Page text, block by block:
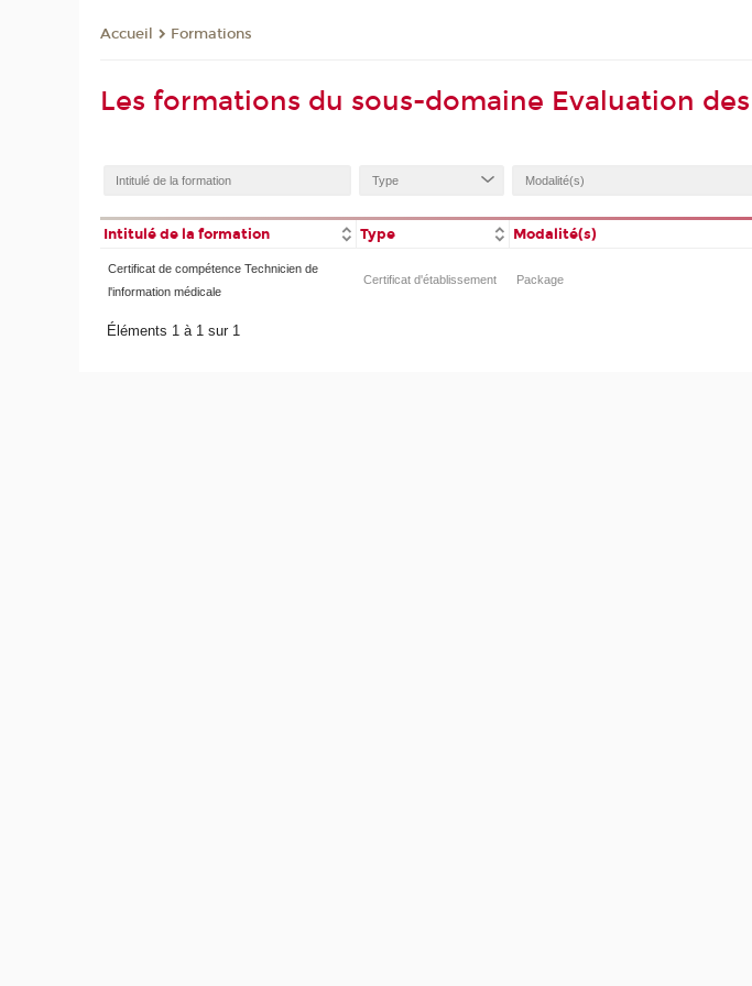
Accueil Formations
Les formations du sous-domaine Evaluation
Intitulé de la formation Type Modalité(s)
Certificat de compétence Technicien de
l'information médicale
Certificat d'établissement Package
Éléments 1 à 1 sur 1